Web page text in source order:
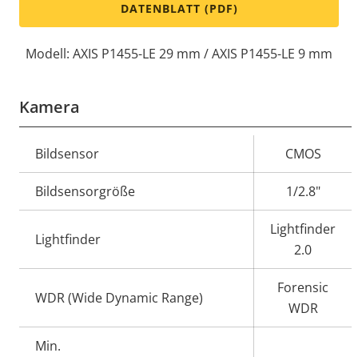
DATENBLATT (PDF)
Modell: AXIS P1455-LE 29 mm / AXIS P1455-LE 9 mm
Kamera
Eigentumsbeschreibung Eigentumswert
Bildsensor CMOS
Bildsensorgröße 1/2.8"
Lightfinder
Lightfinder
2.0
WDR (Wide Dynamic Range)
Forensic
WDR
Min.